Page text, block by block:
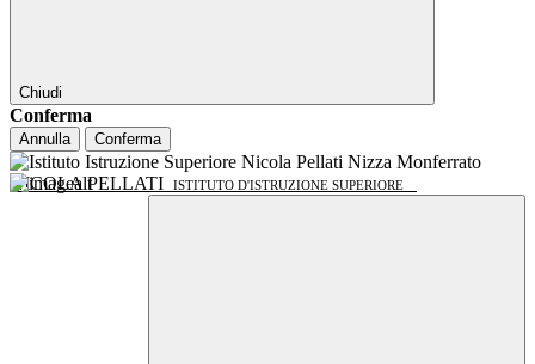
Chiudi
Conferma
Annulla Conferma
NICOLA PELLATI ISTITUTO D'ISTRUZIONE SUPERIORE